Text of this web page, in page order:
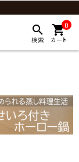
search
検索
0
shopping_cart
カート